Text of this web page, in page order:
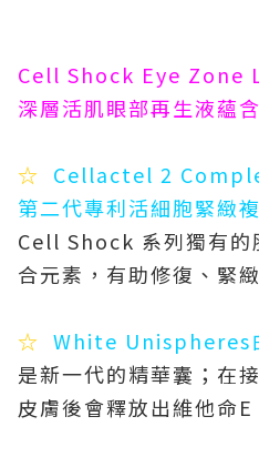
Cell Shock Eye
深層活肌眼部再生液蘊
☆ Cellactel 2
第二代專利活細胞緊緻
Cell Shock 系列獨有的
合元素，有助修復、緊
☆ White Unispheres
是新一代的精華囊；在
皮膚後會釋放出維他命E